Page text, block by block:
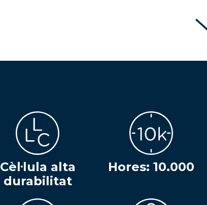
Cèl·lula alta
durabilitat
Hores: 10.000